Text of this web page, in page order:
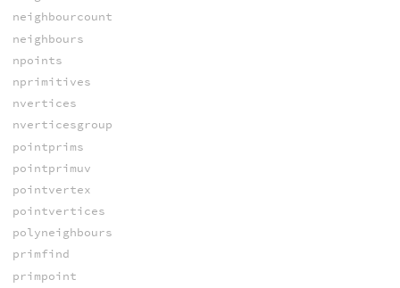
neighbourcount
neighbours
npoints
nprimitives
nvertices
nverticesgroup
pointprims
pointprimuv
pointvertex
pointvertices
polyneighbours
primfind
primpoint